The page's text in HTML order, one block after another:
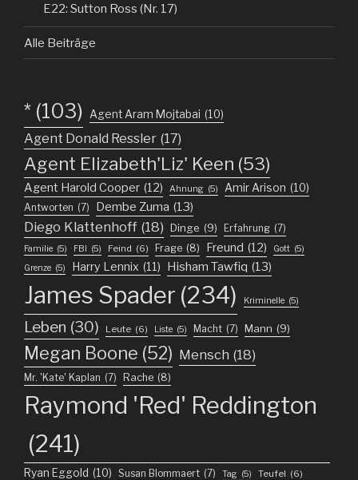
E22: Sutton Ross (Nr. 17)
Alle Beiträge
* (103) Agent Aram Mojtabai (10)
Agent Donald Ressler (17)
Agent Elizabeth'Liz' Keen (53)
Agent Harold Cooper (12) Ahnung (5) Amir Arison (10)
Antworten (7) Dembe Zuma (13)
Diego Klattenhoff (18) Dinge (9) Erfahrung (7)
Familie (5) FBI (5) Feind (6) Frage (8) Freund (12) Gott (5)
Grenze (5) Harry Lennix (11) Hisham Tawfiq (13)
James Spader (234) Kriminelle (5)
Leben (30) Leute (6) Liste (5) Macht (7) Mann (9)
Megan Boone (52) Mensch (18)
Mr. 'Kate' Kaplan (7) Rache (8)
Raymond 'Red' Reddington
(241)
Ryan Eggold (10) Susan Blommaert (7) Tag (5) Teufel (6)